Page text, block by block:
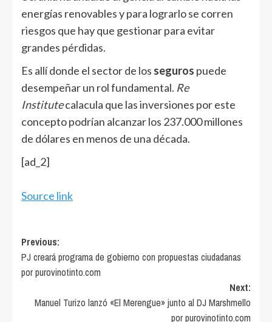
energías renovables y para lograrlo se corren
riesgos que hay que gestionar para evitar
grandes pérdidas.
Es allí donde el sector de los seguros puede
desempeñar un rol fundamental. Re
Institutecalacula que las inversiones por este
concepto podrían alcanzar los 237.000 millones
de dólares en menos de una década.
[ad_2]
Source link
Post
navigation
Previous:
PJ creará programa de gobierno con propuestas ciudadanas
por purovinotinto.com
Next:
Manuel Turizo lanzó «El Merengue» junto al DJ Marshmello
por purovinotinto.com